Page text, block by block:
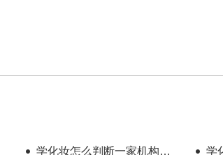
学化妆怎么判断一家机构教 学